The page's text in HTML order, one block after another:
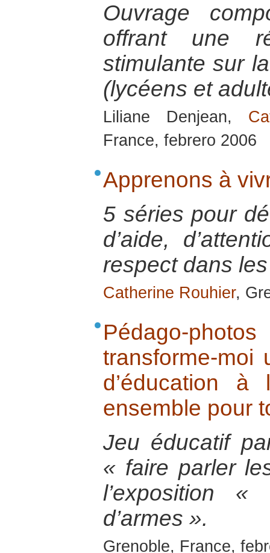
Ouvrage
offrant une
stimulante sur
(lycéens et
Liliane Denjean,
France, febrero 2006
Apprenons à
5 séries pour
d’aide,
respect dans
Catherine Rouhier,
Pédago-
transforme-
d’éducation
ensemble pour
Jeu éducatif
« faire parler
l’exposition «
d’armes ».
Grenoble, France,